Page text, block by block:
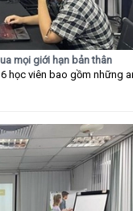
mọi giới hạn bản thân
học viên bao gồm những